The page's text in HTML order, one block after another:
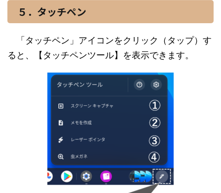
５．タッチペン
「タッチペン」アイコンをクリック（タップ）す
ると、【タッチペンツール】を表示できます。